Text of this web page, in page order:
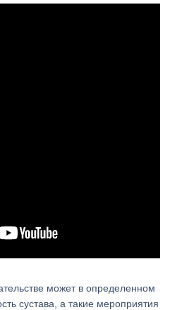
может в определенном
сустава, а такие мероприятия